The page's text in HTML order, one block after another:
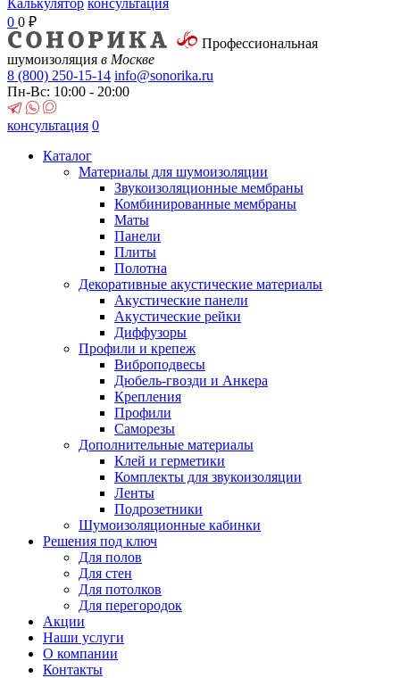
Калькулятор консультация
0 0 ₽
Профессиональная
шумоизоляция в Москве
8 (800) 250-15-14 info@sonorika.ru
Пн-Вс: 10:00 - 20:00
консультация 0
Каталог
Материалы для шумоизоляции
Звукоизоляционные мембраны
Комбинированные мембраны
Маты
Панели
Плиты
Полотна
Декоративные акустические материалы
Акустические панели
Акустические рейки
Диффузоры
Профили и крепеж
Виброподвесы
Дюбель-гвозди и Анкера
Крепления
Профили
Саморезы
Дополнительные материалы
Клей и герметики
Комплекты для звукоизоляции
Ленты
Подрозетники
Шумоизоляционные кабинки
Решения под ключ
Для полов
Для стен
Для потолков
Для перегородок
Акции
Наши услуги
О компании
Контакты